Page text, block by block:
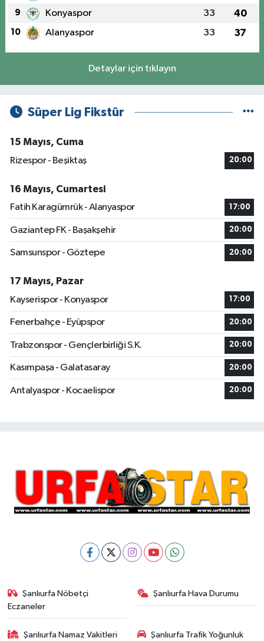
9 Konyaspor 33 40
10 Alanyaspor 33 37
Detaylar için tıklayın
Süper Lig Fikstür
15 Mayıs, Cuma
Rizespor - Beşiktaş
20:00
16 Mayıs, Cumartesi
Fatih Karagümrük - Alanyaspor
17:00
Gaziantep FK - Başakşehir 20:00
Samsunspor - Göztepe 20:00
17 Mayıs, Pazar
Kayserispor - Konyaspor
17:00
Fenerbahçe - Eyüpspor 20:00
Trabzonspor - Gençlerbirliği S.K. 20:00
Kasımpaşa - Galatasaray 20:00
Antalyaspor - Kocaelispor 20:00
Şanlıurfa Nöbetçi
Eczaneler
Şanlıurfa Hava Durumu
Şanlıurfa Namaz Vakitleri Şanlıurfa Trafik Yoğunluk